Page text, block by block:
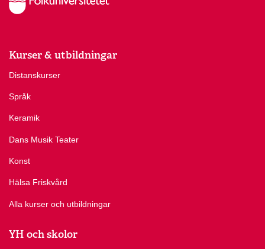
Kurser & utbildningar
Distanskurser
Språk
Keramik
Dans Musik Teater
Konst
Hälsa Friskvård
Alla kurser och utbildningar
YH och skolor